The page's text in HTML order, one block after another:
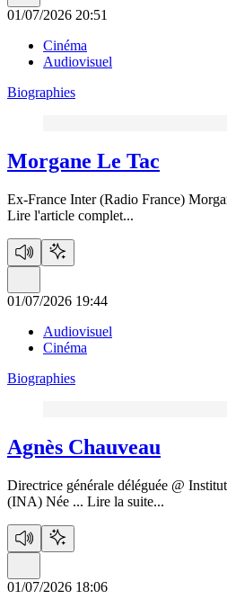
01/07/2026 20:51
Cinéma
Audiovisuel
Biographies
Morgane Le Tac
Ex-France Inter (Radio France)
Lire l'article complet...
01/07/2026 19:44
Audiovisuel
Cinéma
Biographies
Agnès Chauveau
Directrice générale déléguée @
(INA) Née ... Lire la suite...
01/07/2026 18:06